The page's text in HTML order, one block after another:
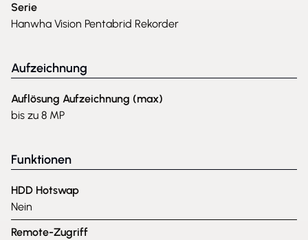
Serie
Hanwha Vision Pentabrid Rekorder
Aufzeichnung
Auflösung Aufzeichnung (max)
bis zu 8 MP
Funktionen
HDD Hotswap
Nein
Remote-Zugriff